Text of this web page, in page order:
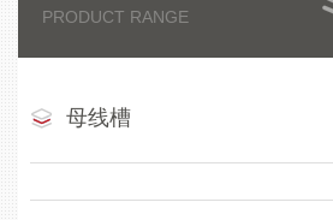
PRODUCT RANGE
母线槽